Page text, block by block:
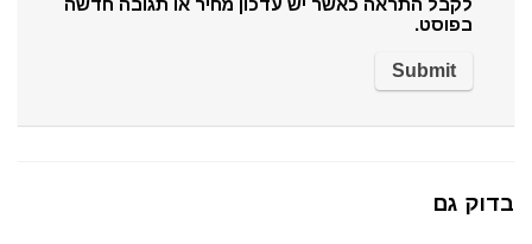
לקבל התראה כאשר יש עדכון מחיר או תגובה חדשה
בפוסט.
בדוק גם